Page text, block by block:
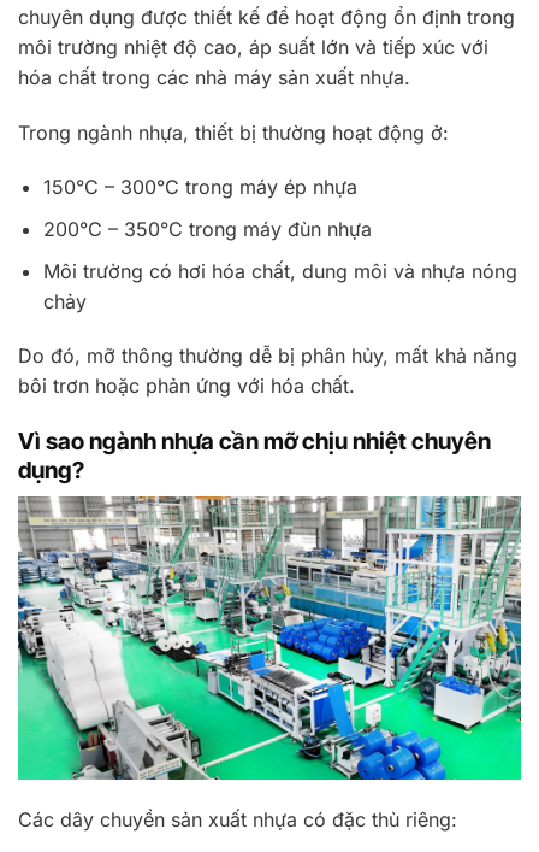
chuyên dụng được thiết kế để hoạt động ổn định trong
môi trường nhiệt độ cao, áp suất lớn và tiếp xúc với
hóa chất trong các nhà máy sản xuất nhựa.
Trong ngành nhựa, thiết bị thường hoạt động ở:
150°C – 300°C trong máy ép nhựa
200°C – 350°C trong máy đùn nhựa
Môi trường có hơi hóa chất, dung môi và nhựa nóng
chảy
Do đó, mỡ thông thường dễ bị phân hủy, mất khả năng
bôi trơn hoặc phản ứng với hóa chất.
Vì sao ngành nhựa cần mỡ chịu nhiệt chuyên
dụng?
Các dây chuyền sản xuất nhựa có đặc thù riêng: